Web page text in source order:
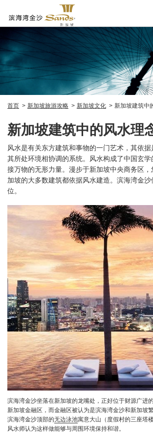
首页 新加坡旅游攻略 新加坡文化 新加坡建筑中
新加坡建筑中的风水理
风水是有关东方建筑和事物的一门艺术，其依
其所处环境相协调的系统。风水构成了中国玄
接万物的无形力量。漫步于新加坡中央商务区
加坡的大多数建筑都依据风水建造。滨海湾金
位。
滨海湾金沙坐落在新加坡的龙嘴处，正好位于财源广进
新加坡金融区，而金融区被认为是滨海湾金沙和新加坡
滨海湾金沙顶部的无边泳池寓意大山（度假村的三座塔
风水师认为这样做能够与周围环境保持和谐。